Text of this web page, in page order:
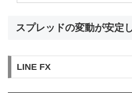
スプレッドの変動が安定
LINE FX